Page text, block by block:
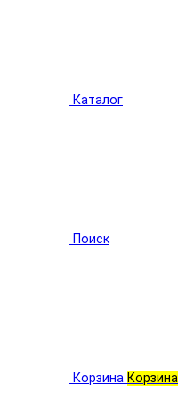
Каталог
Поиск
Корзина Корзина